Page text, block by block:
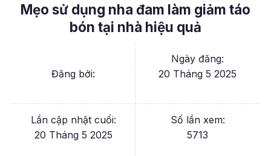
Mẹo sử dụng nha đam làm giảm táo
bón tại nhà hiệu quả
Đăng bởi:
Ngày đăng:
20 Tháng 5 2025
Lần cập nhật cuối:
20 Tháng 5 2025
Số lần xem:
5713